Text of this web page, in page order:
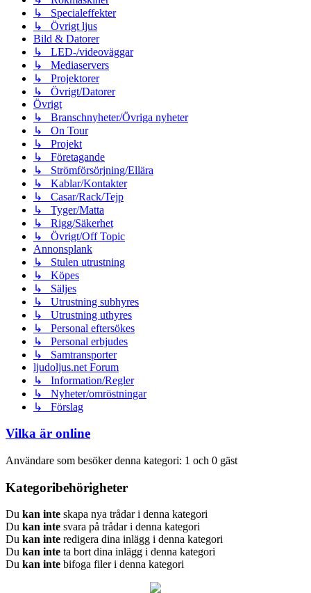
↳ Specialeffekter
↳ Övrigt ljus
Bild & Datorer
↳ LED-/videoväggar
↳ Mediaservers
↳ Projektorer
↳ Övrigt/Datorer
Övrigt
↳ Branschnyheter/Övriga nyheter
↳ On Tour
↳ Projekt
↳ Företagande
↳ Strömförsörjning/Ellära
↳ Kablar/Kontakter
↳ Casar/Rack/Tejp
↳ Tyger/Matta
↳ Rigg/Säkerhet
↳ Övrigt/Off Topic
Annonsplank
↳ Stulen utrustning
↳ Köpes
↳ Säljes
↳ Utrustning subhyres
↳ Utrustning uthyres
↳ Personal eftersökes
↳ Personal erbjudes
↳ Samtransporter
ljudoljus.net Forum
↳ Information/Regler
↳ Nyheter/omröstningar
↳ Förslag
Vilka är online
Användare som besöker denna kategori: 1 och 0 gäst
Kategoribehörigheter
Du kan inte skapa nya trådar i denna kategori
Du kan inte svara på trådar i denna kategori
Du kan inte redigera dina inlägg i denna kategori
Du kan inte ta bort dina inlägg i denna kategori
Du kan inte bifoga filer i denna kategori